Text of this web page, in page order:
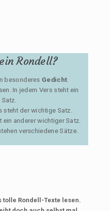
Rondell?
besonderes Gedicht
In jedem Vers steht ein
Satz.
steht der wichtige Satz.
ein anderer wichtiger Satz.
verschiedene Sätze.
tolle Rondell-Texte lesen.